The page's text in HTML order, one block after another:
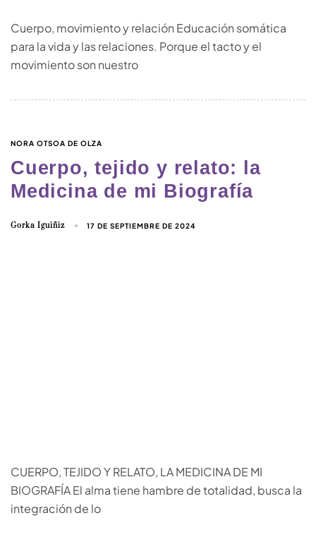
Cuerpo, movimiento y relación Educación somática
para la vida y las relaciones. Porque el tacto y el
movimiento son nuestro
NORA OTSOA DE OLZA
Cuerpo, tejido y relato: la
Medicina de mi Biografía
Gorka Iguiñiz 17 DE SEPTIEMBRE DE 2024
CUERPO, TEJIDO Y RELATO, LA MEDICINA DE MI
BIOGRAFÍA El alma tiene hambre de totalidad, busca la
integración de lo